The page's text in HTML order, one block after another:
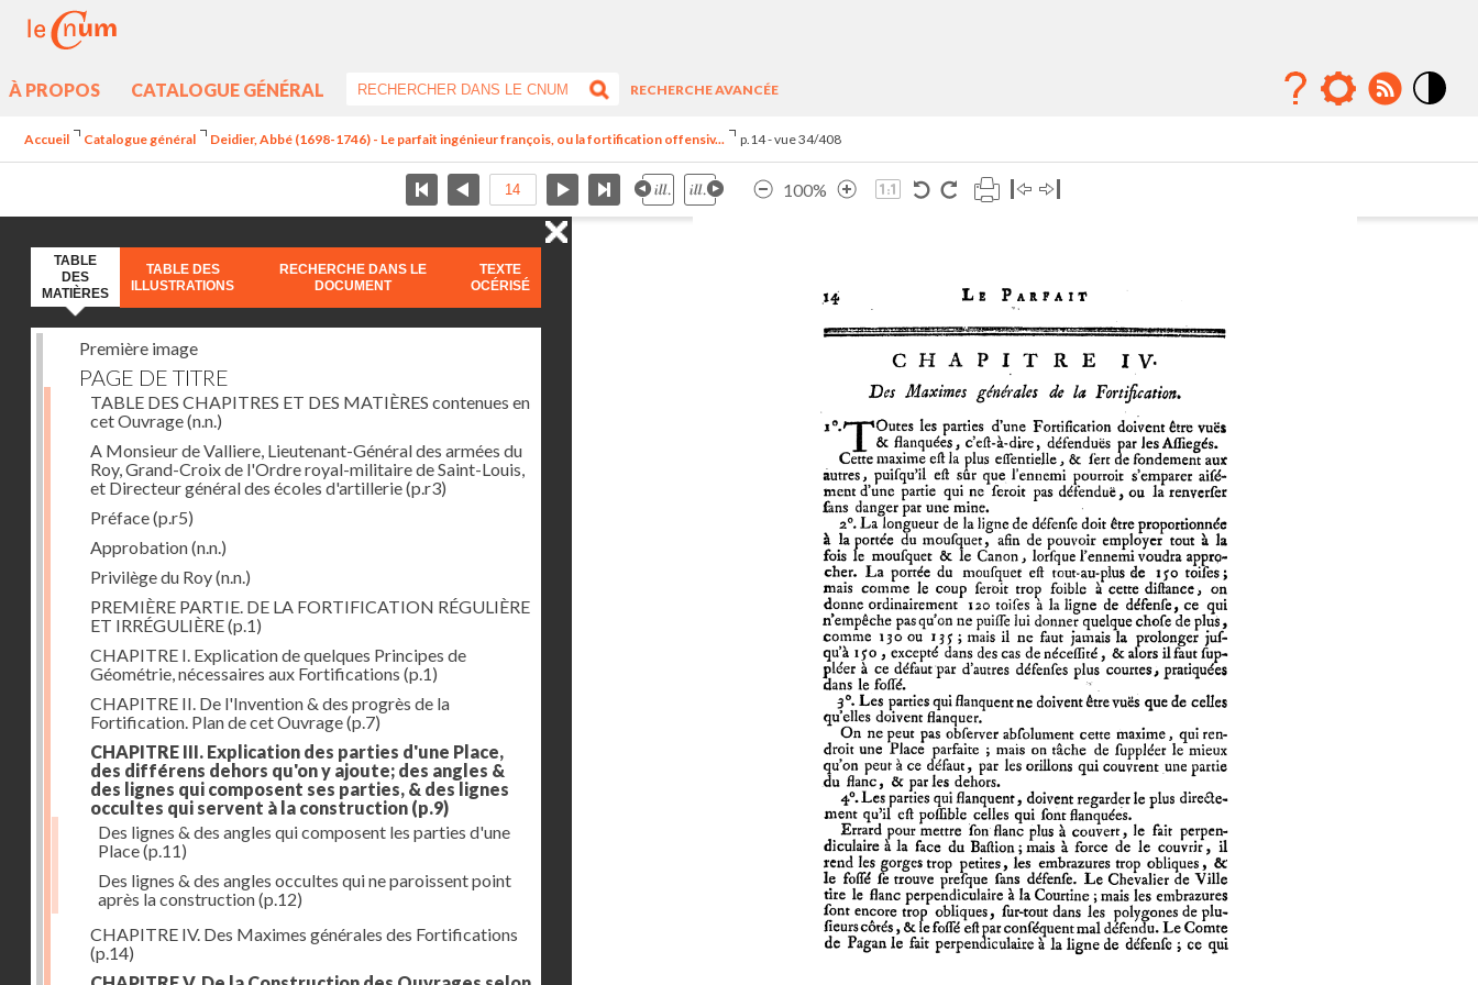
À PROPOS CATALOGUE GÉNÉRAL
RECHERCHE AVANCÉE
Accueil Catalogue général Deidier, Abbé (1698-1746) - Le parfait ingénieur françois, ou la fortification offensiv... p.14 - vue 34/408
100%
TABLE
DES
MATIÈRES
TABLE DES
ILLUSTRATIONS
RECHERCHE DANS LE
DOCUMENT
TEXTE
OCÉRISÉ
Première image
PAGE DE TITRE
TABLE DES CHAPITRES ET DES MATIÈRES contenues en
cet Ouvrage(n.n.)
A Monsieur de Valliere, Lieutenant-Général des armées du
Roy, Grand-Croix de l'Ordre royal-militaire de Saint-Louis,
et Directeur général des écoles d'artillerie(p.r3)
Préface(p.r5)
Approbation(n.n.)
Privilège du Roy(n.n.)
PREMIÈRE PARTIE. DE LA FORTIFICATION RÉGULIÈRE
ET IRRÉGULIÈRE(p.1)
CHAPITRE I. Explication de quelques Principes de
Géométrie, nécessaires aux Fortifications (p.1)
CHAPITRE II. De l'Invention & des progrès de la
Fortification. Plan de cet Ouvrage(p.7)
CHAPITRE III. Explication des parties d'une Place,
des différens dehors qu'on y ajoute; des angles &
des lignes qui composent ses parties, & des lignes
occultes qui servent à la construction (p.9)
Des lignes & des angles qui composent les parties d'une
Place(p.11)
Des lignes & des angles occultes qui ne paroissent point
après la construction(p.12)
CHAPITRE IV. Des Maximes générales des Fortifications
(p.14)